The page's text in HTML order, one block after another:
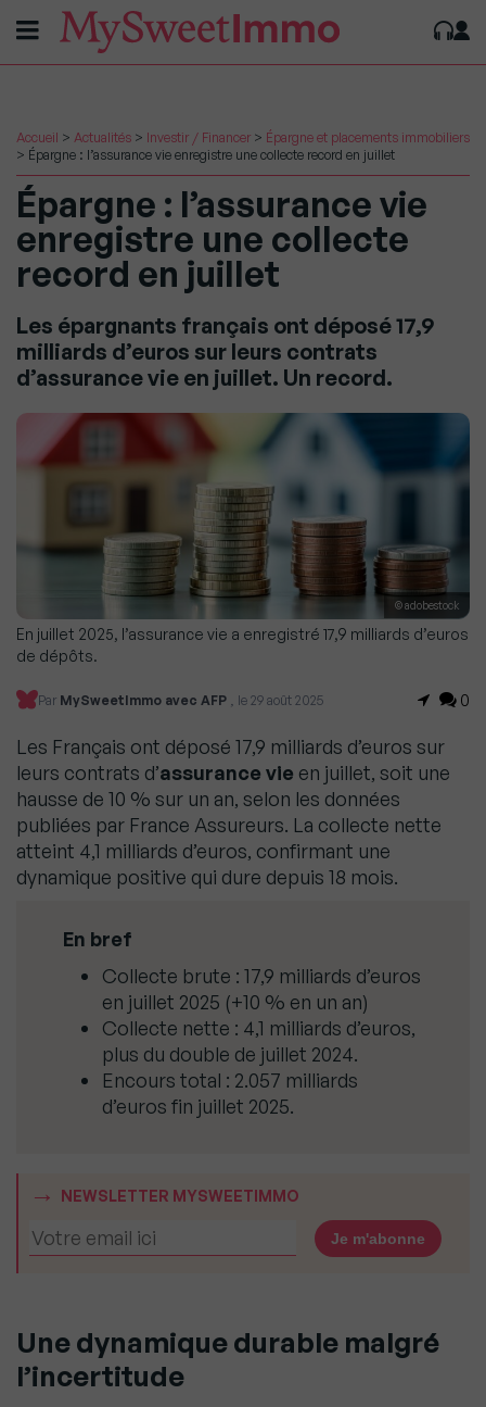
Accueil > Actualités > Investir / Financer > Épargne et placements immobiliers
> Épargne : l’assurance vie enregistre une collecte record en juillet
Épargne : l’assurance vie
enregistre une collecte
record en juillet
Les épargnants français ont déposé 17,9
milliards d’euros sur leurs contrats
d’assurance vie en juillet. Un record.
© adobestock
En juillet 2025, l’assurance vie a enregistré 17,9 milliards d’euros
de dépôts.
Par MySweetImmo avec AFP , le 29 août 2025 0
Les Français ont déposé 17,9 milliards d’euros sur
leurs contrats d’assurance vie en juillet, soit une
hausse de 10 % sur un an, selon les données
publiées par France Assureurs. La collecte nette
atteint 4,1 milliards d’euros, confirmant une
dynamique positive qui dure depuis 18 mois.
En bref
Collecte brute : 17,9 milliards d’euros
en juillet 2025 (+10 % en un an)
Collecte nette : 4,1 milliards d’euros,
plus du double de juillet 2024.
Encours total : 2.057 milliards
d’euros fin juillet 2025.
NEWSLETTER MYSWEETIMMO
Une dynamique durable malgré
l’incertitude